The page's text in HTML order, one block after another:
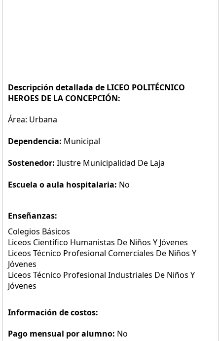
Descripción detallada de LICEO POLITÉCNICO
HEROES DE LA CONCEPCIÓN:
Área: Urbana
Dependencia: Municipal
Sostenedor: Ilustre Municipalidad De Laja
Escuela o aula hospitalaria: No
Enseñanzas:
Colegios Básicos
Liceos Científico Humanistas De Niños Y Jóvenes
Liceos Técnico Profesional Comerciales De Niños Y
Jóvenes
Liceos Técnico Profesional Industriales De Niños Y
Jóvenes
Información de costos:
Pago mensual por alumno: No